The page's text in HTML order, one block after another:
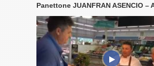
Panettone JUANFRAN ASENCIO –